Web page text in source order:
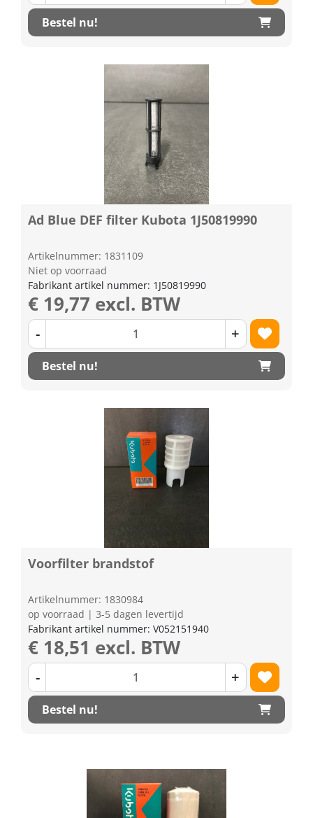
Bestel nu!
Ad Blue DEF filter Kubota 1J50819990
Artikelnummer: 1831109
Niet op voorraad
Fabrikant artikel nummer: 1J50819990
€ 19,77 excl. BTW
- +
Bestel nu!
Voorfilter brandstof
Artikelnummer: 1830984
op voorraad | 3-5 dagen levertijd
Fabrikant artikel nummer: V052151940
€ 18,51 excl. BTW
- +
Bestel nu!